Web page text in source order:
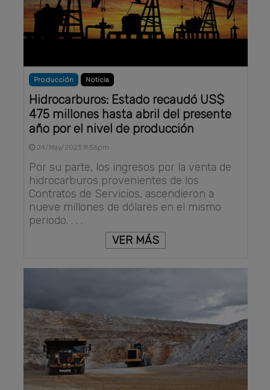
Producción Noticia
Hidrocarburos: Estado recaudó US$
475 millones hasta abril del presente
año por el nivel de producción
24/May/2023 8:56pm
Por su parte, los ingresos por la venta de
hidrocarburos provenientes de los
Contratos de Servicios, ascendieron a
nueve millones de dólares en el mismo
periodo. . . .
VER MÁS